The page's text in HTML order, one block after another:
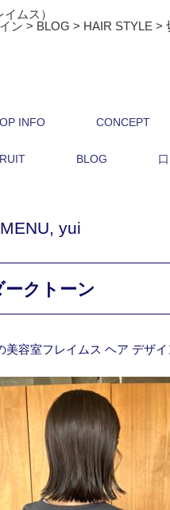
ムス）
ン > BLOG > HAIR STYLE >
INFO CONCEPT
BLOG
MENU, yui
クトーン
美容室フレイムス ヘア デザイ